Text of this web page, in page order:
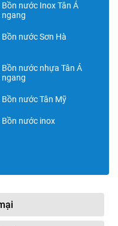
Bồn nước Inox Tân Á
ngang
Bồn nước Sơn Hà
Bồn nước nhựa Tân Á
ngang
Bồn nước Tân Mỹ
Bồn nước inox